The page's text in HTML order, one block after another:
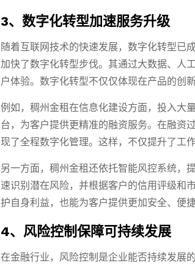
3、数字化转型加速服务升级
随着互联网技术的快速发展，数字化转型已
加快了数字化转型步伐。其通过大数据、人
户体验。数字化转型不仅仅体现在产品的创
例如，稠州金租在信息化建设方面，投入大
台，为客户提供更精准的融资服务。在融资
现了全程数字化管理。这样，不仅提升了工
另一方面，稠州金租还依托智能风控系统，
速识别潜在风险，并根据客户的信用评级和
护自身利益，也能为客户提供更加安全、便
4、风险控制保障可持续发展
在金融行业，风险控制是企业能否持续发展